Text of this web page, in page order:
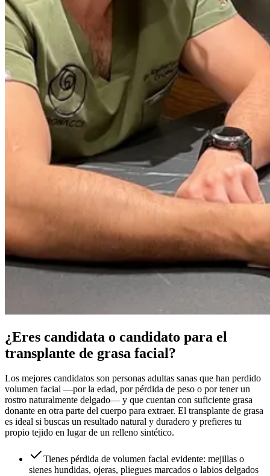
¿Eres candidata o candidato para el
transplante de grasa facial?
Los mejores candidatos son personas adultas sanas que han perdido
volumen facial —por la edad, por pérdida de peso o por tener un
rostro naturalmente delgado— y que cuentan con suficiente grasa
donante en otra parte del cuerpo para extraer. El transplante de grasa
es ideal si buscas un resultado natural y duradero y prefieres tu
propio tejido en lugar de un relleno sintético.
Tienes pérdida de volumen facial evidente: mejillas o
sienes hundidas, ojeras, pliegues marcados o labios delgados